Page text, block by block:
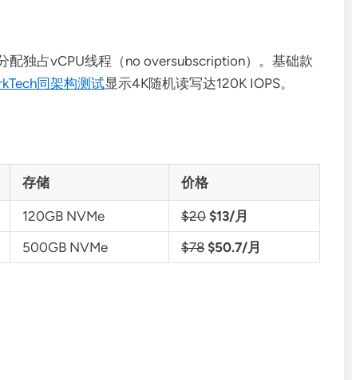
配独占vCPU线程（no oversubscription）。基础款
同架构测试显示4K随机读写达120K IOPS。
存储 价格
120GB NVMe $20 $13/月
500GB NVMe $78 $50.7/月